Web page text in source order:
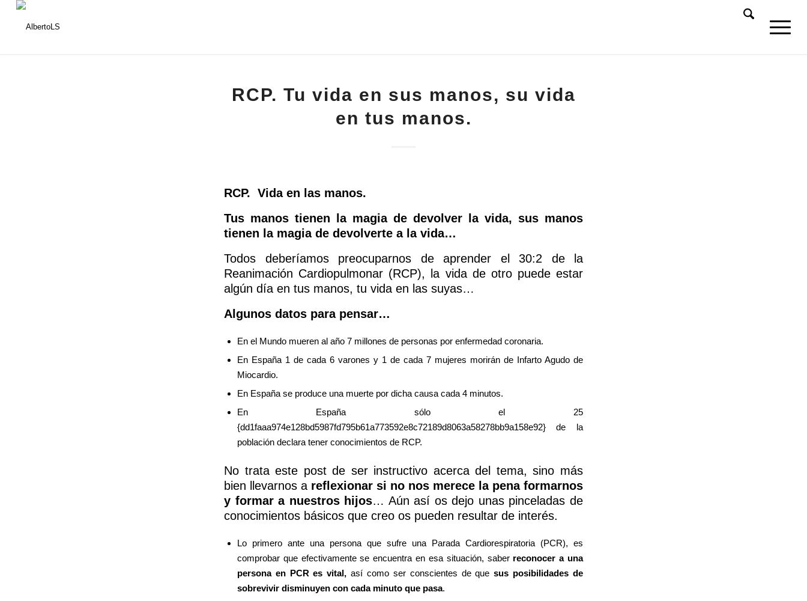
RCP. Tu vida en sus manos, su vida
en tus manos.
RCP. Vida en las manos.
Tus manos tienen la magia de devolver la vida, sus manos
tienen la magia de devolverte a la vida…
Todos deberíamos preocuparnos de aprender el 30:2 de la
Reanimación Cardiopulmonar (RCP), la vida de otro puede estar
algún día en tus manos, tu vida en las suyas…
Algunos datos para pensar…
En el Mundo mueren al año 7 millones de personas por enfermedad coronaria.
En España 1 de cada 6 varones y 1 de cada 7 mujeres morirán de Infarto Agudo de
Miocardio.
En España se produce una muerte por dicha causa cada 4 minutos.
En España sólo el 25
{dd1faaa974e128bd5987fd795b61a773592e8c72189d8063a58278bb9a158e92} de la
población declara tener conocimientos de RCP.
No trata este post de ser instructivo acerca del tema, sino más
bien llevarnos a reflexionar si no nos merece la pena formarnos
y formar a nuestros hijos… Aún así os dejo unas pinceladas de
conocimientos básicos que creo os pueden resultar de interés.
Lo primero ante una persona que sufre una Parada Cardiorespiratoria (PCR), es
comprobar que efectivamente se encuentra en esa situación, saber reconocer a una
persona en PCR es vital, así como ser conscientes de que sus posibilidades de
sobrevivir disminuyen con cada minuto que pasa.